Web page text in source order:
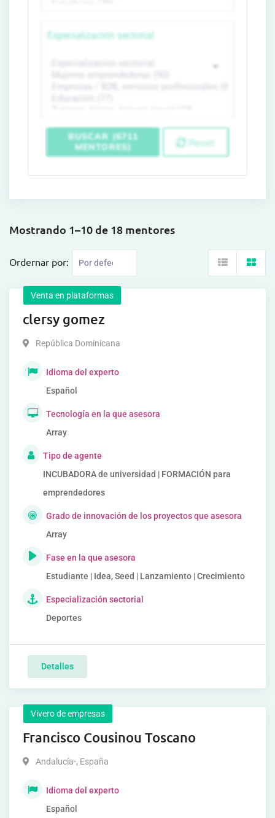
Especialización sectorial
BUSCAR (6711
MENTORES)
Reset
Mostrando 1–10 de 18 mentores
Ordernar por:
Venta en plataformas
clersy gomez
República Dominicana
Idioma del experto
Español
Tecnología en la que asesora
Array
Tipo de agente
INCUBADORA de universidad | FORMACIÓN para
emprendedores
Grado de innovación de los proyectos que asesora
Array
Fase en la que asesora
Estudiante | Idea, Seed | Lanzamiento | Crecimiento
Especialización sectorial
Deportes
Detalles
Vivero de empresas
Francisco Cousinou Toscano
Andalucía-, España
Idioma del experto
Español